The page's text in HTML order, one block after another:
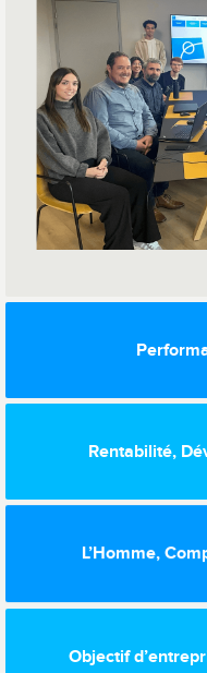
Rentabilité,
L’Homme,
Objectif